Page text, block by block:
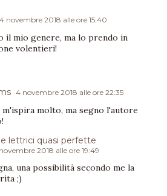
4 novembre 2018 alle ore 15:40
il mio genere, ma lo prendo in
volentieri!
4 novembre 2018 alle ore 22:35
molto, ma segno l'autore
lettrici quasi perfette
2018 alle ore 19:49
una possibilità secondo me la
;)